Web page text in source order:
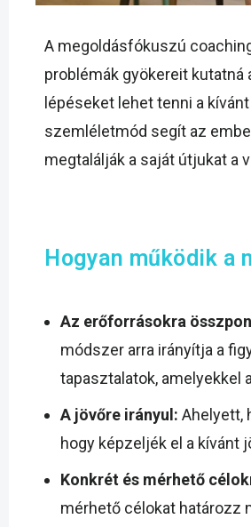
A megoldásfókuszú
problémák gyökereit kutatná
lépéseket lehet tenni a
szemléletmód segít az
megtalálják a saját útjukat a
Hogyan működik a
Az erőforrásokra
módszer arra irányítja a
tapasztalatok, amelyekkel
A jövőre irányul: Ahelyett,
hogy képzeljék el a kívánt
Konkrét és mérhető
mérhető célokat határozz